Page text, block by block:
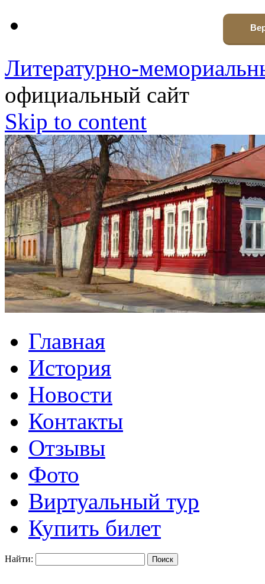
Литературно-
официальный сайт
Skip to content
Главная
История
Новости
Контакты
Отзывы
Фото
Виртуальный тур
Купить билет
Найти: